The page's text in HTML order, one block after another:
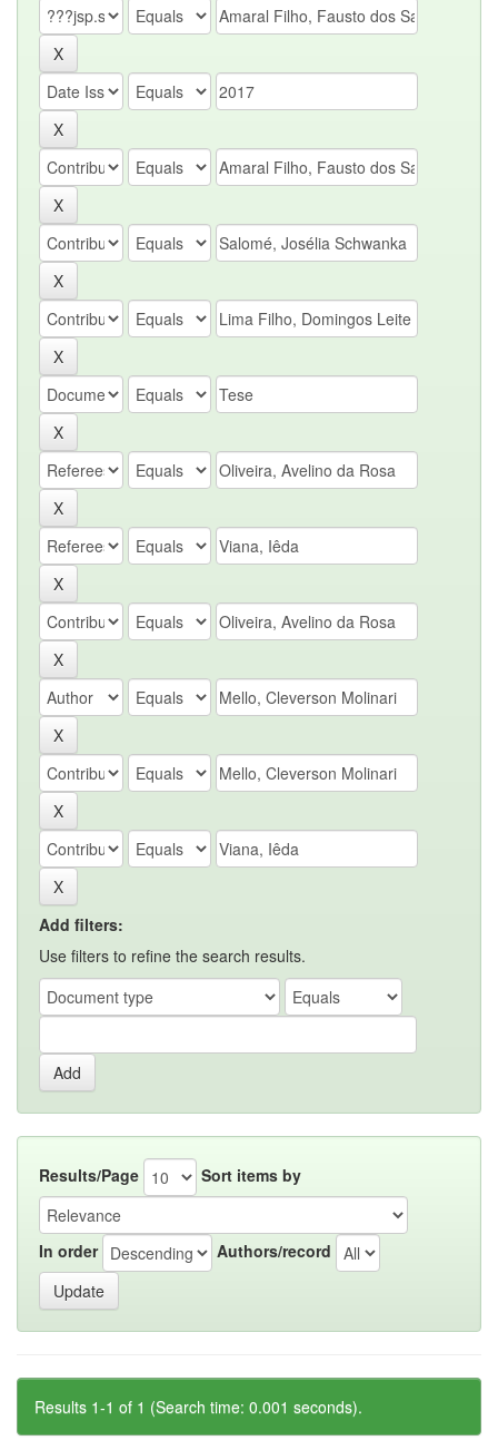
Add filters:
Use filters to refine the search results.
Results/Page Sort items by
In order Authors/record
Results 1-1 of 1 (Search time: 0.001 seconds).